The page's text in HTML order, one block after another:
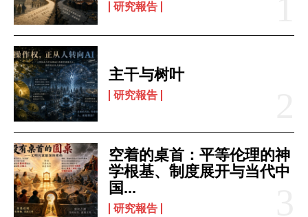
研究報告
主干与树叶
研究報告
空着的桌首：平等伦理的神
学根基、制度展开与当代中
国...
研究報告